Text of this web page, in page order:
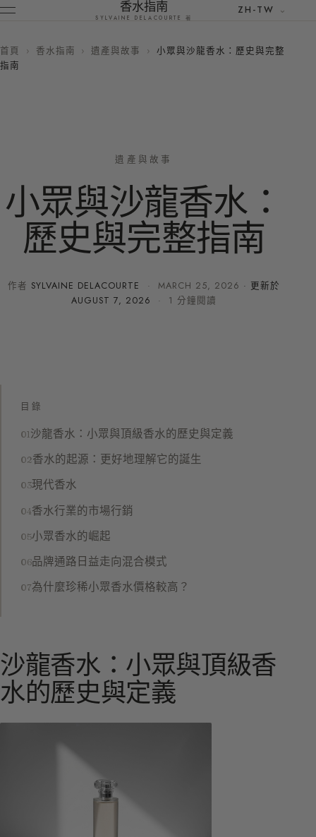
香水指南
SYLVAINE DELACOURTE 著
ZH-TW
首頁 › 香水指南 › 遺產與故事 › 小眾與沙龍香水：歷史與完整
指南
遺產與故事
小眾與沙龍香水：
歷史與完整指南
作者 SYLVAINE DELACOURTE · MARCH 25, 2026 · 更新於
AUGUST 7, 2026
· 1 分鐘閱讀
目錄
沙龍香水：小眾與頂級香水的歷史與定義
香水的起源：更好地理解它的誕生
現代香水
香水行業的市場行銷
小眾香水的崛起
品牌通路日益走向混合模式
為什麼珍稀小眾香水價格較高？
沙龍香水：小眾與頂級香
水的歷史與定義